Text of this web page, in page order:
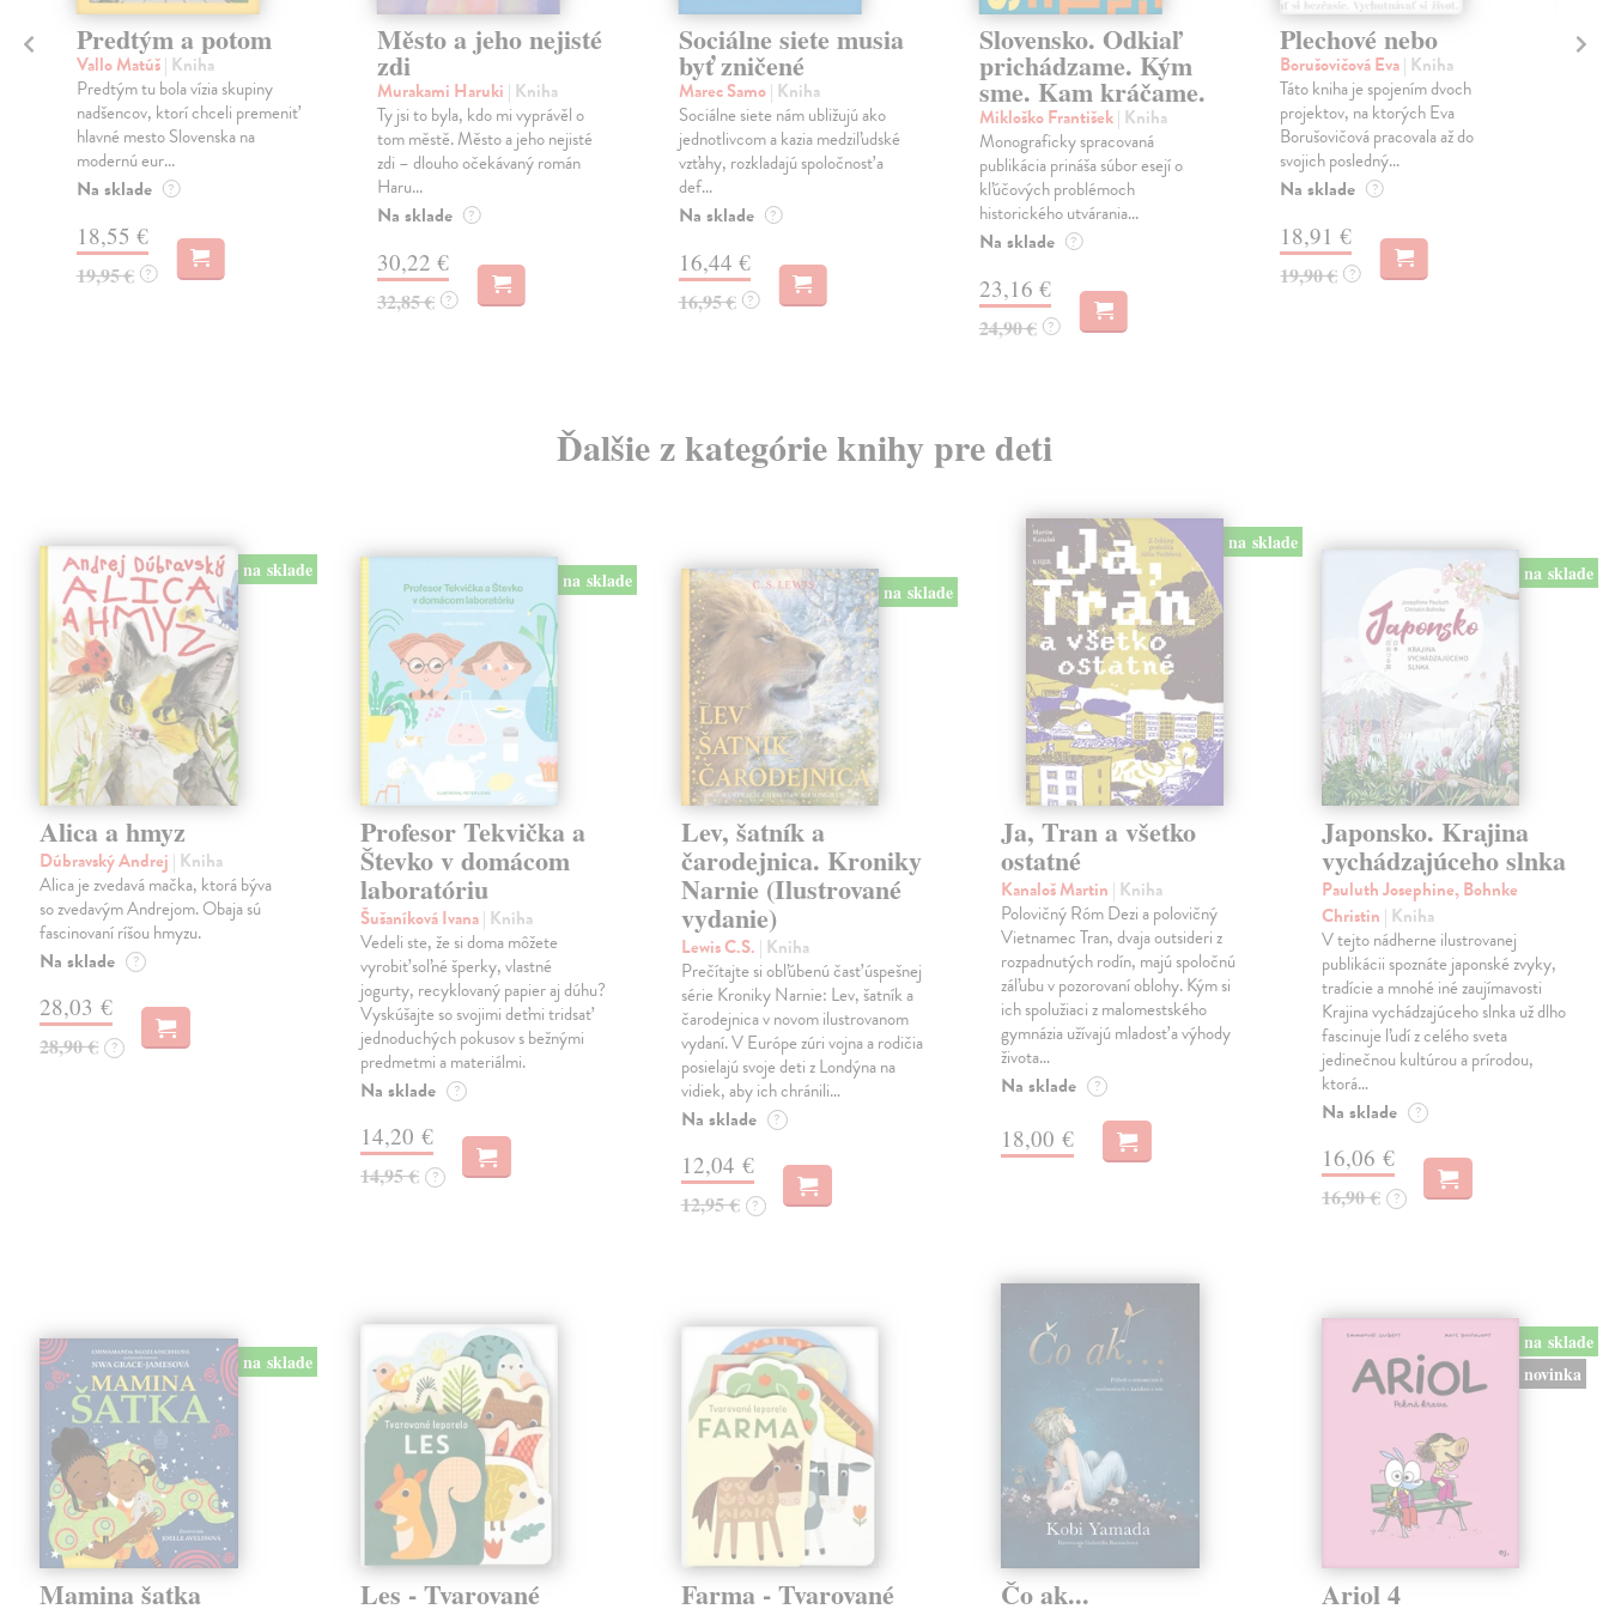
Predtým a potom
Vallo Matúš| Kniha
Predtým tu bola vízia skupiny
nadšencov, ktorí chceli premeniť
hlavné mesto Slovenska na
modernú eur...
Na sklade ?
18,55 €
19,95 € ?
Město a jeho nejisté
zdi
Murakami Haruki | Kniha
Ty jsi to byla, kdo mi vyprávěl o
tom městě. Město a jeho nejisté
zdi – dlouho očekávaný román
Haru...
Na sklade ?
30,22 €
32,85 € ?
Sociálne siete musia
byť zničené
Marec Samo| Kniha
Sociálne siete nám ubližujú ako
jednotlivcom a kazia medziľudské
vzťahy, rozkladajú spoločnosť a
def...
Na sklade ?
16,44 €
16,95 € ?
Slovensko. Odkiaľ
prichádzame. Kým
sme. Kam kráčame.
Mikloško František| Kniha
Monograficky spracovaná
publikácia prináša súbor esejí o
kľúčových problémoch
historického utvárania...
Na sklade ?
23,16 €
24,90 € ?
Plechové nebo
Borušovičová Eva| Kniha
Táto kniha je spojením dvoch
projektov, na ktorých Eva
Borušovičová pracovala až do
svojich posledný...
Na sklade ?
18,91 €
19,90 € ?
Ďalšie z kategórie knihy pre deti
na sklade
Alica a hmyz
Dúbravský Andrej | Kniha
Alica je zvedavá mačka, ktorá býva
so zvedavým Andrejom. Obaja sú
fascinovaní ríšou hmyzu.
Na sklade ?
28,03 €
28,90 € ?
na sklade
Profesor Tekvička a
Števko v domácom
laboratóriu
Šušaníková Ivana| Kniha
Vedeli ste, že si doma môžete
vyrobiť soľné šperky, vlastné
jogurty, recyklovaný papier aj dúhu?
Vyskúšajte so svojimi deťmi tridsať
jednoduchých pokusov s bežnými
predmetmi a materiálmi.
Na sklade ?
14,20 €
14,95 € ?
na sklade
Lev, šatník a
čarodejnica. Kroniky
Narnie (Ilustrované
vydanie)
Lewis C.S. | Kniha
Prečítajte si obľúbenú časť úspešnej
série Kroniky Narnie: Lev, šatník a
čarodejnica v novom ilustrovanom
vydaní. V Európe zúri vojna a rodičia
posielajú svoje deti z Londýna na
vidiek, aby ich chránili…
Na sklade ?
12,04 €
12,95 € ?
na sklade
Ja, Tran a všetko
ostatné
Kanaloš Martin | Kniha
Polovičný Róm Dezi a polovičný
Vietnamec Tran, dvaja outsideri z
rozpadnutých rodín, majú spoločnú
záľubu v pozorovaní oblohy. Kým si
ich spolužiaci z malomestského
gymnázia užívajú mladosť a výhody
života…
Na sklade ?
18,00 €
na sklade
Japonsko. Krajina
vychádzajúceho slnka
Pauluth Josephine, Bohnke
Christin | Kniha
V tejto nádherne ilustrovanej
publikácii spoznáte japonské zvyky,
tradície a mnohé iné zaujímavosti
Krajina vychádzajúceho slnka už dlho
fascinuje ľudí z celého sveta
jedinečnou kultúrou a prírodou,
ktorá…
Na sklade ?
16,06 €
16,90 € ?
na sklade
Mamina šatka Les - Tvarované Farma - Tvarované Čo ak...
na sklade
novinka
Ariol 4